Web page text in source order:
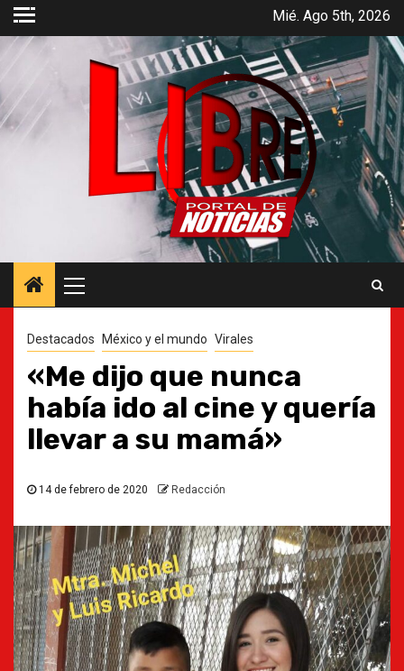
Saltar
contenido
Mié. Ago 5th, 2026
principal
Destacados México y el mundo Virales
«Me dijo que nunca
había ido al cine y quería
llevar a su mamá»
14 de febrero de 2020 Redacción